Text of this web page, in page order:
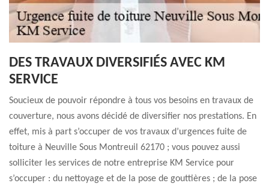
DES TRAVAUX DIVERSIFIÉS AVEC KM
SERVICE
Soucieux de pouvoir répondre à tous vos besoins en travaux de
couverture, nous avons décidé de diversifier nos prestations. En
effet, mis à part s’occuper de vos travaux d’urgences fuite de
toiture à Neuville Sous Montreuil 62170 ; vous pouvez aussi
solliciter les services de notre entreprise KM Service pour
s’occuper : du nettoyage et de la pose de gouttières ; de la pose